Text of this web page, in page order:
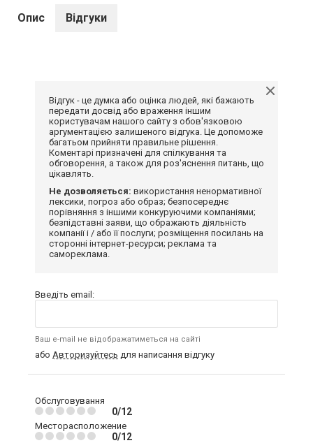
Опис Відгуки
Відгук - це думка або оцінка людей, які бажають
передати досвід або враження іншим
користувачам нашого сайту з обов'язковою
аргументацією залишеного відгука. Це допоможе
багатьом прийняти правильне рішення.
Коментарі призначені для спілкування та
обговорення, а також для роз'яснення питань, що
цікавлять.
Не дозволяється: використання ненормативної
лексики, погроз або образ; безпосереднє
порівняння з іншими конкуруючими компаніями;
безпідставні заяви, що ображають діяльність
компанії і / або її послуги; розміщення посилань на
сторонні інтернет-ресурси; реклама та
самореклама.
Введіть email:
Ваш e-mail не відображатиметься на сайті
або Авторизуйтесь для написання відгуку
Обслуговування
0/12
Месторасположение
0/12